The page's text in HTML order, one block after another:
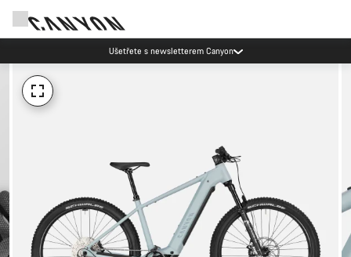
Akce Canyon